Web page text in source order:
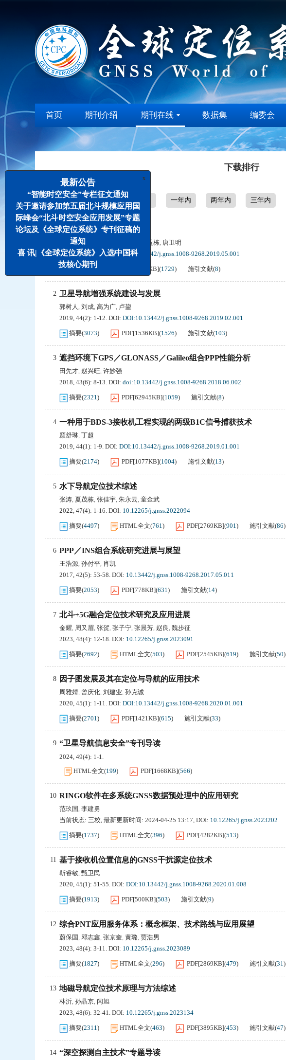
首页 期刊介绍 期刊在线 数据集 编委会
下载排行
全部 1个月内 半年内 一年内 两年内 三年内
1 雾定位及其应用研究
施闯,辜声峰 楼益栋, 唐卫明
2019, 44(5): 1-9. DOI:DOI:10.13442/j.gnss.1008-9268.2019.05.001
摘要(2137 1146KB](1729) 施引文献(8)
2 卫星导航增强系统建设与发展
郭树人, 刘成, 高为广, 卢鋆
2019, 44(2): 1-12. DOI: DOI:10.13442/j.gnss.1008-9268.2019.02.001
摘要(3073) PDF[1536KB](1526) 施引文献(103)
3 遮挡环境下GPS／GLONASS／Galileo组合PPP性能分析
田先才, 赵兴旺, 许妙强
2018, 43(6): 8-13. DOI: doi:10.13442/j.gnss.1008-9268.2018.06.002
摘要(2321) PDF[62945KB](1059) 施引文献(8)
4 一种用于BDS-3接收机工程实现的两级B1C信号捕获技术
颜舒琳, 丁超
2019, 44(1): 1-9. DOI: DOI:10.13442/j.gnss.1008-9268.2019.01.001
摘要(2174) PDF[1077KB](1004) 施引文献(13)
5 水下导航定位技术综述
张涛, 夏茂栋, 张佳宇, 朱永云, 童金武
2022, 47(4): 1-16. DOI: 10.12265/j.gnss.2022094
摘要(4497) HTML全文(761) PDF[2769KB](901) 施引文献(86)
6 PPP／INS组合系统研究进展与展望
王浩源, 孙付平, 肖凯
2017, 42(5): 53-58. DOI: 10.13442/j.gnss.1008-9268.2017.05.011
摘要(2053) PDF[778KB](631) 施引文献(14)
7 北斗+5G融合定位技术研究及应用进展
金耀, 周又眉, 张贺, 张子宁, 张晨芳, 赵良, 魏步征
2023, 48(4): 12-18. DOI: 10.12265/j.gnss.2023091
摘要(2692) HTML全文(503) PDF[2545KB](619) 施引文献(50)
8 因子图发展及其在定位与导航的应用技术
周雅婧, 曾庆化, 刘建业, 孙克诚
2020, 45(1): 1-11. DOI: DOI:10.13442/j.gnss.1008-9268.2020.01.001
摘要(2701) PDF[1421KB](615) 施引文献(33)
9 “卫星导航信息安全”专刊导读
2024, 49(4): 1-1.
HTML全文(199) PDF[1668KB](566)
10 RINGO软件在多系统GNSS数据预处理中的应用研究
范玖国, 李建勇
当前状态: 三校, 最新更新时间: 2024-04-25 13:17, DOI: 10.12265/j.gnss.2023202
摘要(1737) HTML全文(396) PDF[4282KB](513)
11 基于接收机位置信息的GNSS干扰源定位技术
靳睿敏, 甄卫民
2020, 45(1): 51-55. DOI: DOI:10.13442/j.gnss.1008-9268.2020.01.008
摘要(1913) PDF[500KB](503) 施引文献(9)
12 综合PNT应用服务体系：概念框架、技术路线与应用展望
蔚保国, 邓志鑫, 张京奎, 黄璐, 贾浩男
2023, 48(4): 3-11. DOI: 10.12265/j.gnss.2023089
摘要(1827) HTML全文(296) PDF[2869KB](479) 施引文献(31)
13 地磁导航定位技术原理与方法综述
林沂, 孙晶京, 闫旭
2023, 48(6): 32-41. DOI: 10.12265/j.gnss.2023134
摘要(2311) HTML全文(463) PDF[3895KB](453) 施引文献(47)
14 “深空探测自主技术”专题导读
x
最新公告
“智能时空安全”专栏征文通知
关于邀请参加第五届北斗规模应用国
际峰会“北斗时空安全应用发展”专题
论坛及《全球定位系统》专刊征稿的
通知
喜 讯|《全球定位系统》入选中国科
技核心期刊